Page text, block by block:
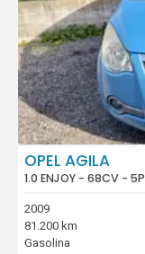
OPEL AGILA
1.0 ENJOY - 68CV - 5P
2009
81.200 km
Gasolina